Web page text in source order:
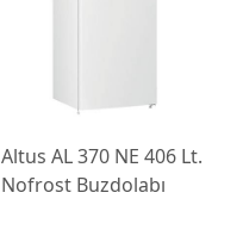
Altus AL 370 NE 406 Lt.
Nofrost Buzdolabı